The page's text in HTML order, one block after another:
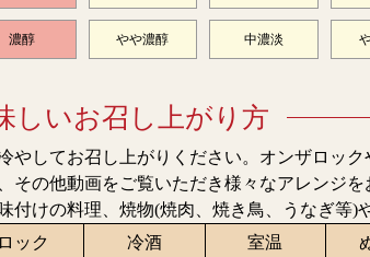
濃醇 やや濃醇 中濃淡
しいお召し上がり方
やしてお召し上がりください。オンザロッ
その他動画をご覧いただき様々なアレンジを
付けの料理、焼物(焼肉、焼き鳥、うなぎ等)
ロック
冷酒 室温